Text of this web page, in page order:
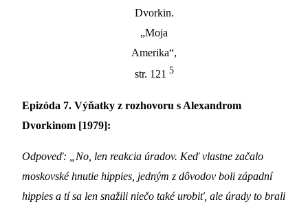
Dvorkin.
„Moja
Amerika“,
str. 121 5
Epizóda 7. Výňatky z rozhovoru s Alexandrom
Dvorkinom [1979]:
Odpoveď: „No, len reakcia úradov. Keď vlastne začalo
moskovské hnutie hippies, jedným z dôvodov boli západní
hippies a tí sa len snažili niečo také urobiť, ale úrady to brali